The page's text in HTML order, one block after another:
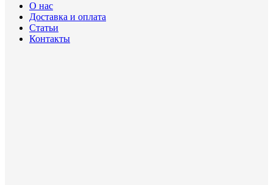
О нас
Доставка и оплата
Статьи
Контакты